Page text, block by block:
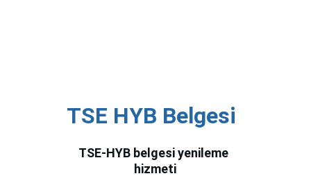
TSE-HYB belgesi yenileme
hizmeti
TSE HYB Belgesi